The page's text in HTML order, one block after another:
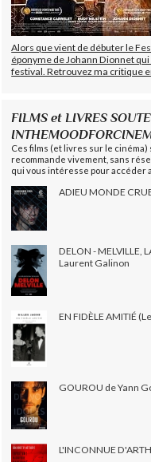
Alors que vient de débuter le
éponyme de Johann Dionnet
festival. Retrouvez ma critique
FILMS et LIVRES
Ces films (et livres sur le
recommande vivement, sans
qui vous intéresse pour accéder
ADIEU MONDE
DELON - MELVILLE,
Laurent Galinon
EN FIDÈLE AMITIÉ
GOUROU de Yann
L'INCONNUE